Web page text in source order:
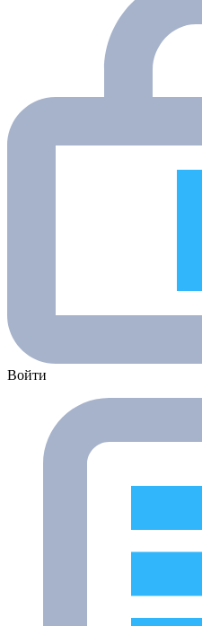
Войти